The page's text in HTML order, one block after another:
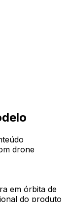
drone
em órbita de
do produto